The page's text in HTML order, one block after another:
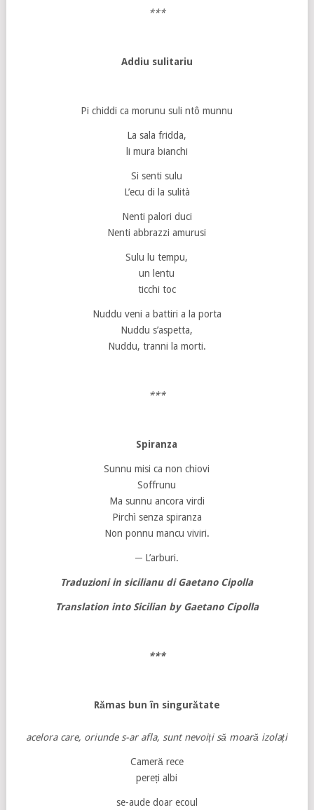
***
Addiu sulitariu
Pi chiddi ca morunu suli ntô munnu
La sala fridda,
li mura bianchi
Si senti sulu
L’ecu di la sulità
Nenti palori duci
Nenti abbrazzi amurusi
Sulu lu tempu,
un lentu
ticchi toc
Nuddu veni a battiri a la porta
Nuddu s’aspetta,
Nuddu, tranni la morti.
***
Spiranza
Sunnu misi ca non chiovi
Soffrunu
Ma sunnu ancora virdi
Pirchì senza spiranza
Non ponnu mancu viviri.
─ L’arburi.
Traduzioni in sicilianu di Gaetano Cipolla
Translation into Sicilian by Gaetano Cipolla
***
Rămas bun în singurătate
acelora care, oriunde s-ar afla, sunt nevoiți să moară izolați
Cameră rece
pereți albi
se-aude doar ecoul